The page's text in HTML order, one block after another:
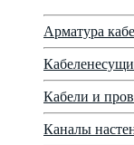
Арматура
Кабели и
Каналы